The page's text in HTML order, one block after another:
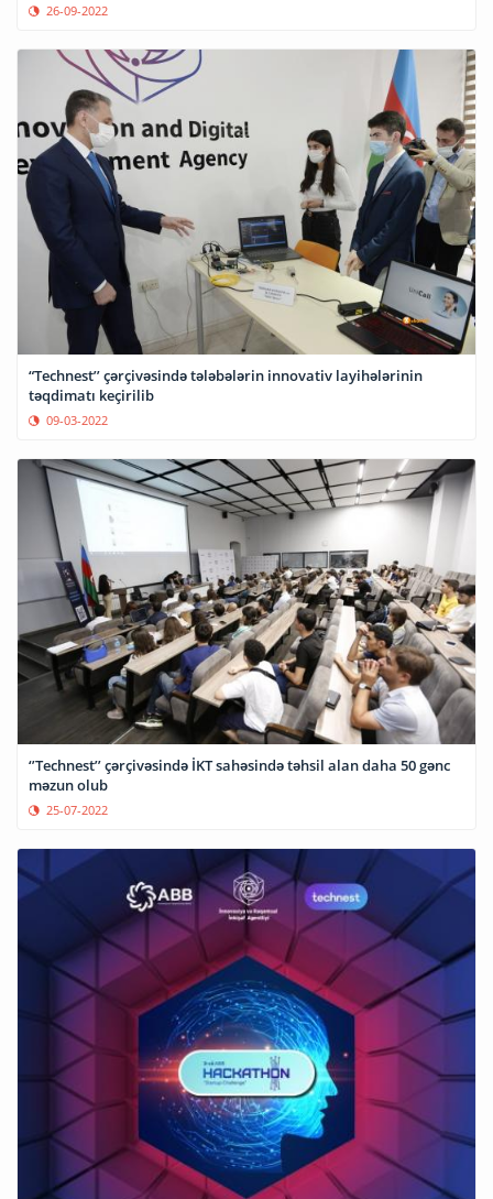
26-09-2022
“Technest’’ çərçivəsində tələbələrin innovativ layihələrinin
təqdimatı keçirilib
09-03-2022
‘’Technest’’ çərçivəsində İKT sahəsində təhsil alan daha 50 gənc
məzun olub
25-07-2022